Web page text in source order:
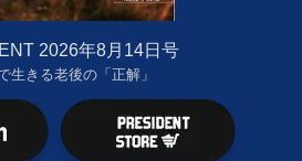
2026年8月14日号
生きる老後の「正解」